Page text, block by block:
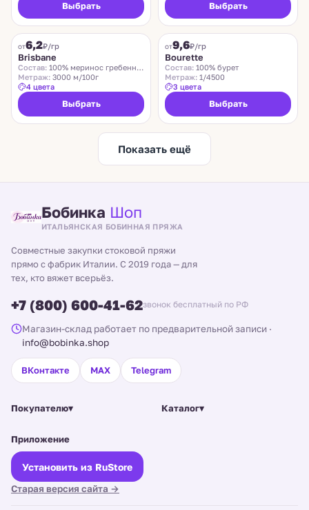
Выбрать Выбрать
от6,2₽/гр
Brisbane
Состав: 100% меринос гребенной
Метраж: 3000 м/100г
4 цвета
Выбрать
Хит
от9,6₽/гр
Bourette
Состав: 100% бурет
Метраж: 1/4500
3 цвета
Выбрать
Показать ещё
Бобинка Шоп
ИТАЛЬЯНСКАЯ БОБИННАЯ ПРЯЖА
Совместные закупки стоковой пряжи
прямо с фабрик Италии. С 2019 года — для
тех, кто вяжет всерьёз.
+7 (800) 600-41-62звонок бесплатный по РФ
Магазин-склад работает по предварительной записи ·
info@bobinka.shop
ВКонтакте MAX Telegram
Покупателю▾ Каталог▾
Приложение
Установить из RuStore
Старая версия сайта →